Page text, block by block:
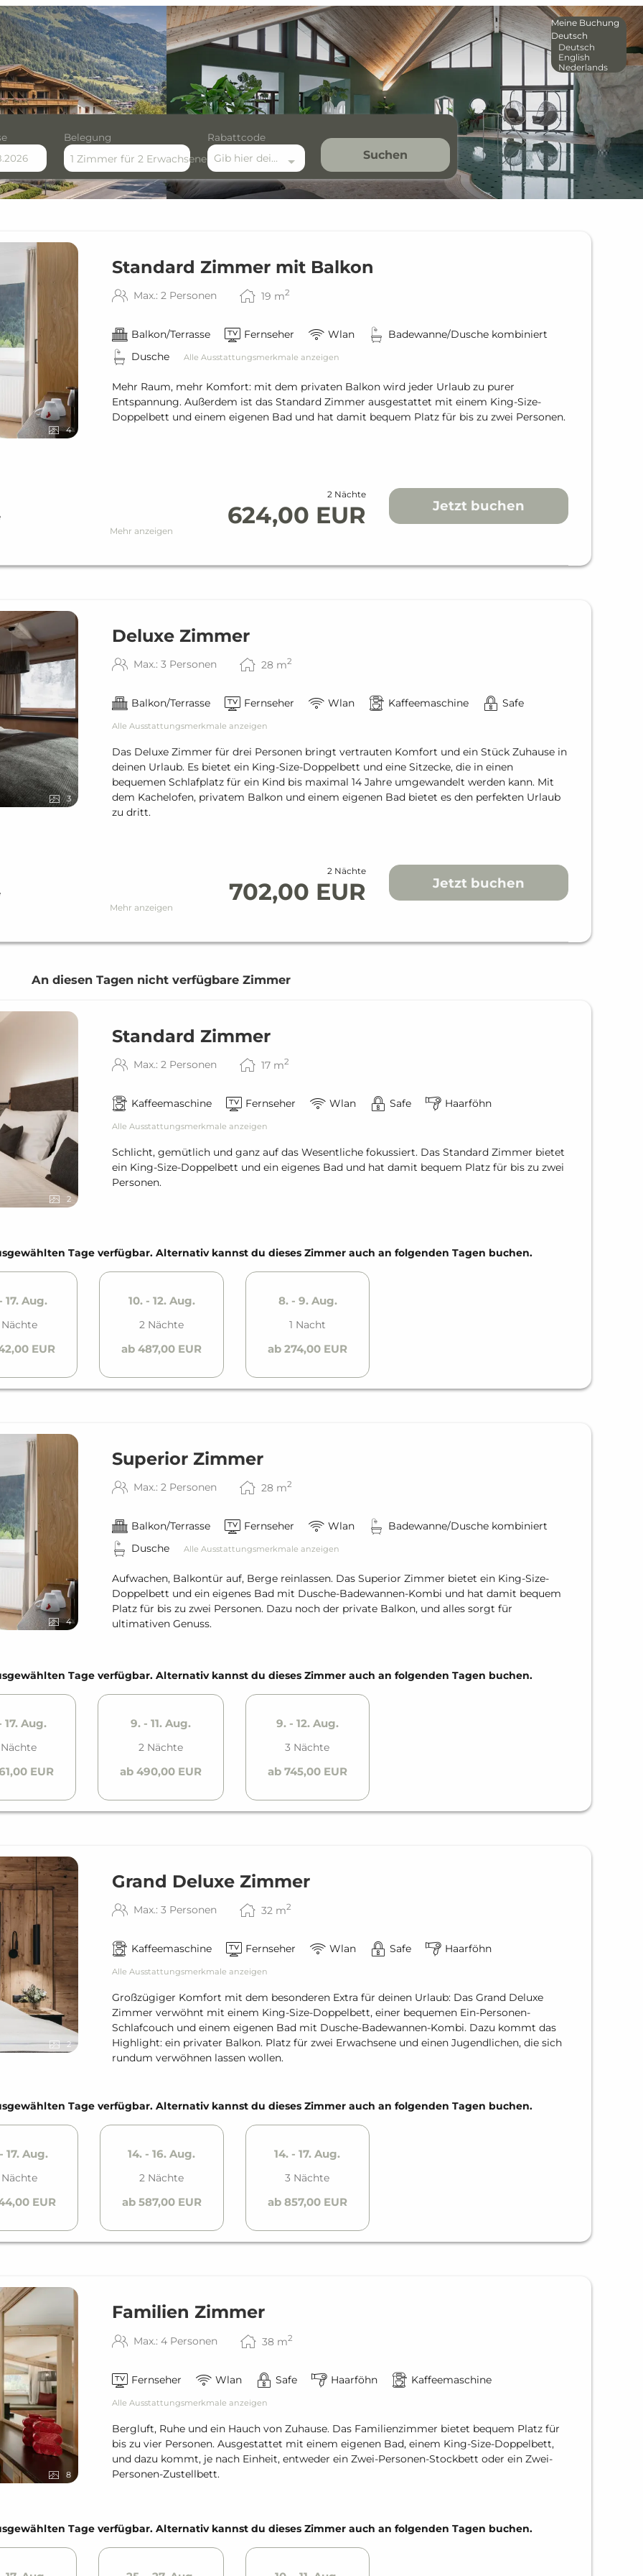
Belegung
1 Zimmer für 2 Erwachsene
Rabattcode
Gib hier deinen Rabattcode ein Suchen
Meine Buchung
Deutsch
Deutsch
English
Nederlands
4
Standard Zimmer mit Balkon
Max.: 2 Personen 19 m2
Balkon/Terrasse Fernseher Wlan
Badewanne/Dusche kombiniert
Dusche
Alle Ausstattungsmerkmale anzeigen
Mehr Raum, mehr Komfort: mit dem privaten Balkon wird jeder Urlaub zu purer
Entspannung. Außerdem ist das Standard Zimmer ausgestattet mit einem King-Size-
Doppelbett und einem eigenen Bad und hat damit bequem Platz für bis zu zwei Personen.
& Badetücher
Mehr anzeigen
2 Nächte
624,00 EUR Jetzt buchen
3
Deluxe Zimmer
Max.: 3 Personen 28 m2
Balkon/Terrasse Fernseher Wlan Kaffeemaschine Safe
Alle Ausstattungsmerkmale anzeigen
Das Deluxe Zimmer für drei Personen bringt vertrauten Komfort und ein Stück Zuhause in
deinen Urlaub. Es bietet ein King-Size-Doppelbett und eine Sitzecke, die in einen
bequemen Schlafplatz für ein Kind bis maximal 14 Jahre umgewandelt werden kann. Mit
dem Kachelofen, privatem Balkon und einem eigenen Bad bietet es den perfekten Urlaub
zu dritt.
& Badetücher
Mehr anzeigen
2 Nächte
702,00 EUR Jetzt buchen
An diesen Tagen nicht verfügbare Zimmer
2
Standard Zimmer
Max.: 2 Personen 17 m2
Kaffeemaschine Fernseher Wlan Safe Haarföhn
Alle Ausstattungsmerkmale anzeigen
Schlicht, gemütlich und ganz auf das Wesentliche fokussiert. Das Standard Zimmer bietet
ein King-Size-Doppelbett und ein eigenes Bad und hat damit bequem Platz für bis zu zwei
Personen.
Tage verfügbar. Alternativ kannst du dieses Zimmer auch an folgenden Tagen buchen.
17. Aug.
EUR
10. - 12. Aug.
2 Nächte
ab 487,00 EUR
8. - 9. Aug.
1 Nacht
ab 274,00 EUR
4
Superior Zimmer
Max.: 2 Personen 28 m2
Balkon/Terrasse Fernseher Wlan
Badewanne/Dusche kombiniert
Dusche
Alle Ausstattungsmerkmale anzeigen
Aufwachen, Balkontür auf, Berge reinlassen. Das Superior Zimmer bietet ein King-Size-
Doppelbett und ein eigenes Bad mit Dusche-Badewannen-Kombi und hat damit bequem
Platz für bis zu zwei Personen. Dazu noch der private Balkon, und alles sorgt für
ultimativen Genuss.
Tage verfügbar. Alternativ kannst du dieses Zimmer auch an folgenden Tagen buchen.
17. Aug.
EUR
9. - 11. Aug.
2 Nächte
ab 490,00 EUR
9. - 12. Aug.
3 Nächte
ab 745,00 EUR
2
Grand Deluxe Zimmer
Max.: 3 Personen 32 m2
Kaffeemaschine Fernseher Wlan Safe Haarföhn
Alle Ausstattungsmerkmale anzeigen
Großzügiger Komfort mit dem besonderen Extra für deinen Urlaub: Das Grand Deluxe
Zimmer verwöhnt mit einem King-Size-Doppelbett, einer bequemen Ein-Personen-
Schlafcouch und einem eigenen Bad mit Dusche-Badewannen-Kombi. Dazu kommt das
Highlight: ein privater Balkon. Platz für zwei Erwachsene und einen Jugendlichen, die sich
rundum verwöhnen lassen wollen.
Tage verfügbar. Alternativ kannst du dieses Zimmer auch an folgenden Tagen buchen.
17. Aug.
EUR
14. - 16. Aug.
2 Nächte
ab 587,00 EUR
14. - 17. Aug.
3 Nächte
ab 857,00 EUR
8
Familien Zimmer
Max.: 4 Personen 38 m2
Fernseher Wlan Safe Haarföhn Kaffeemaschine
Alle Ausstattungsmerkmale anzeigen
Bergluft, Ruhe und ein Hauch von Zuhause. Das Familienzimmer bietet bequem Platz für
bis zu vier Personen. Ausgestattet mit einem eigenen Bad, einem King-Size-Doppelbett,
und dazu kommt, je nach Einheit, entweder ein Zwei-Personen-Stockbett oder ein Zwei-
Personen-Zustellbett.
Tage verfügbar. Alternativ kannst du dieses Zimmer auch an folgenden Tagen buchen.